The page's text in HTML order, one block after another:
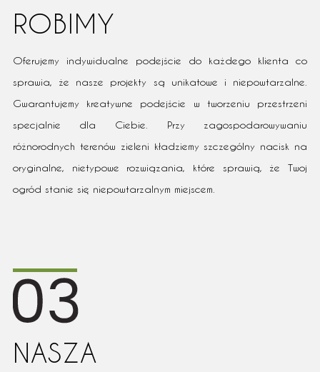
ROBIMY
Oferujemy indywidualne podejście do każdego klienta co
sprawia, że nasze projekty są unikatowe i niepowtarzalne.
Gwarantujemy kreatywne podejście w tworzeniu przestrzeni
specjalnie dla Ciebie. Przy zagospodarowywaniu
różnorodnych terenów zieleni kładziemy szczególny nacisk na
oryginalne, nietypowe rozwiązania, które sprawią, że Twoj
ogród stanie się niepowtarzalnym miejscem.
NASZA